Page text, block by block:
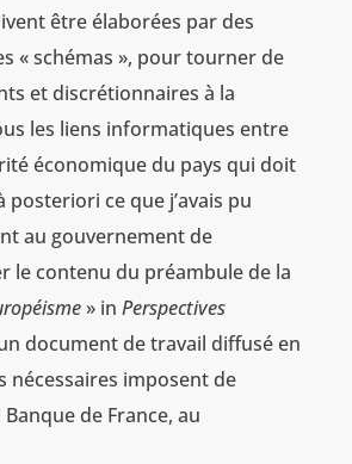
être élaborées par des
« schémas », pour tourner de
et discrétionnaires à la
les liens informatiques entre
économique du pays qui doit
ce que j’avais pu
au gouvernement de
le contenu du préambule de la
» inPerspectives
document de travail diffusé en
nécessaires imposent de
de France, au